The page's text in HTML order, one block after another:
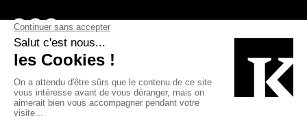
Page Facebook de Kollectif
Page Instagram de Kollectif
Page Linkedin de Kollectif